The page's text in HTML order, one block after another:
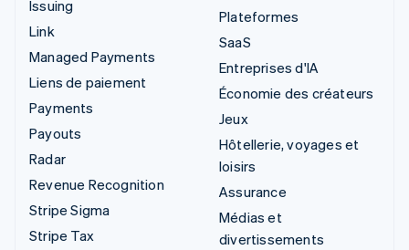
Issuing
Link
Managed Payments
Liens de paiement
Payments
Payouts
Radar
Revenue Recognition
Stripe Sigma
Stripe Tax
Plateformes
SaaS
Entreprises d'IA
Économie des créateurs
Jeux
Hôtellerie, voyages et
loisirs
Assurance
Médias et
divertissements